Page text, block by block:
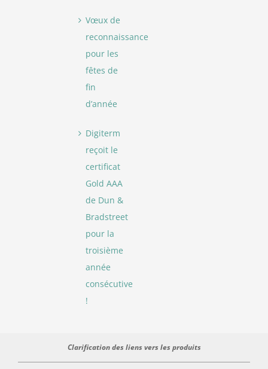
Vœux de
reconnaissance
pour les
fêtes de
fin
d’année
Digiterm
reçoit le
certificat
Gold AAA
de Dun &
Bradstreet
pour la
troisième
année
consécutive
!
Clarification des liens vers les produits